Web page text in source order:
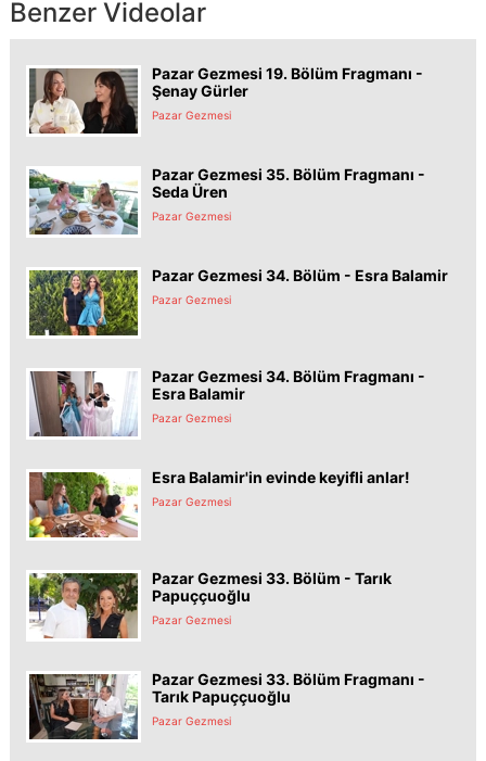
Benzer Videolar
Pazar Gezmesi 19. Bölüm Fragmanı -
Şenay Gürler
Pazar Gezmesi
Pazar Gezmesi 35. Bölüm Fragmanı -
Seda Üren
Pazar Gezmesi
Pazar Gezmesi 34. Bölüm - Esra Balamir
Pazar Gezmesi
Pazar Gezmesi 34. Bölüm Fragmanı -
Esra Balamir
Pazar Gezmesi
Esra Balamir'in evinde keyifli anlar!
Pazar Gezmesi
Pazar Gezmesi 33. Bölüm - Tarık
Papuççuoğlu
Pazar Gezmesi
Pazar Gezmesi 33. Bölüm Fragmanı -
Tarık Papuççuoğlu
Pazar Gezmesi